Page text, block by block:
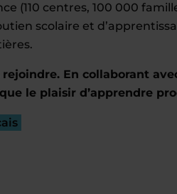
(110 centres, 100 000
scolaire et
En collaborant
le plaisir d’apprendre